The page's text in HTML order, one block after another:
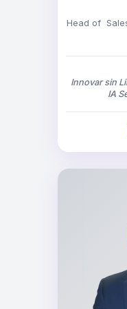
Head of
Innovar sin
IA